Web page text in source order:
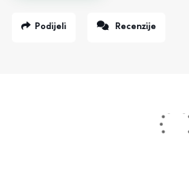
Podijeli Recenzije